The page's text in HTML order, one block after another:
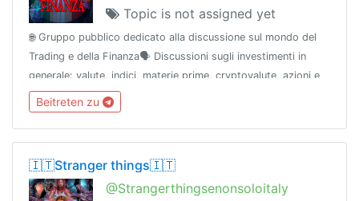
Topic is not assigned yet
🌐 Gruppo pubblico dedicato alla discussione sul mondo del
Trading e della Finanza🗣 Discussioni sugli investimenti in
generale: valute, indici, materie prime, cryptovalute, azioni e
molto altro!ℹ Canale: @TradingFinanzaChannel
Beitreten zu
🇮🇹Stranger things🇮🇹
@Strangerthingsenonsoloitaly